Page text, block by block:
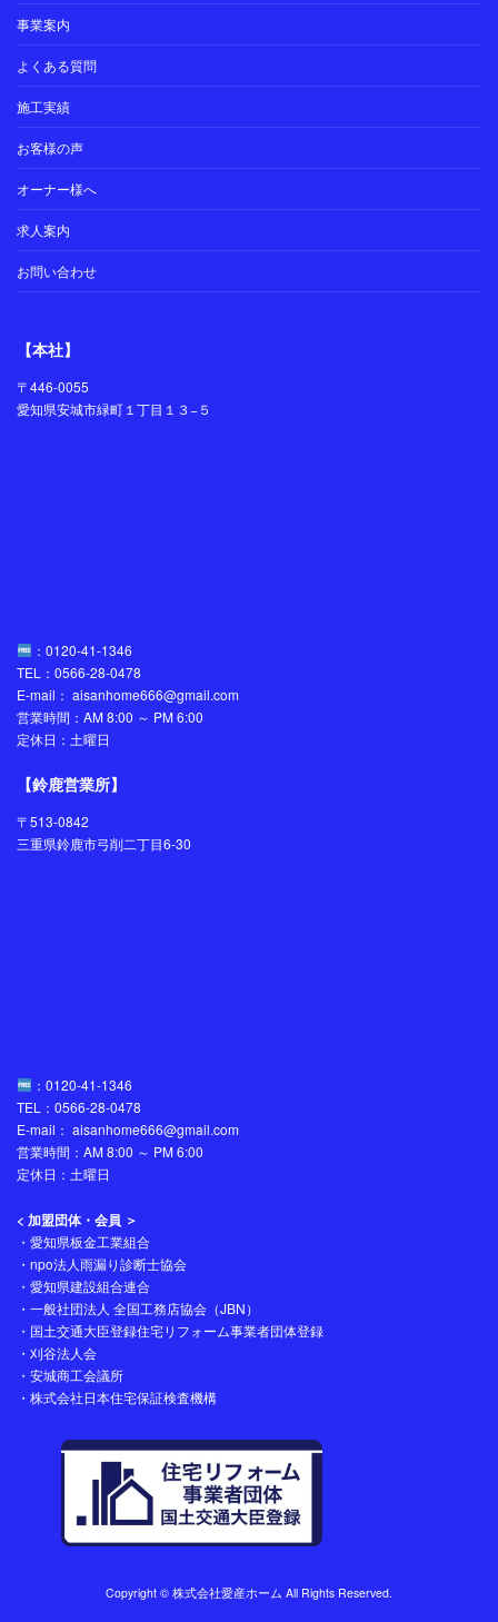
事業案内
よくある質問
施工実績
お客様の声
オーナー様へ
求人案内
お問い合わせ
【本社】
〒446-0055
愛知県安城市緑町１丁目１３−５
：0120-41-1346
TEL：0566-28-0478
E-mail： aisanhome666@gmail.com
営業時間：AM 8:00 ～ PM 6:00
定休日：土曜日
【鈴鹿営業所】
〒513-0842
三重県鈴鹿市弓削二丁目6-30
：0120-41-1346
TEL：0566-28-0478
E-mail： aisanhome666@gmail.com
営業時間：AM 8:00 ～ PM 6:00
定休日：土曜日
< 加盟団体・会員 ＞
・愛知県板金工業組合
・npo法人雨漏り診断士協会
・愛知県建設組合連合
・一般社団法人 全国工務店協会（JBN）
・国土交通大臣登録住宅リフォーム事業者団体登録
・刈谷法人会
・安城商工会議所
・株式会社日本住宅保証検査機構
Copyright © 株式会社愛産ホーム All Rights Reserved.